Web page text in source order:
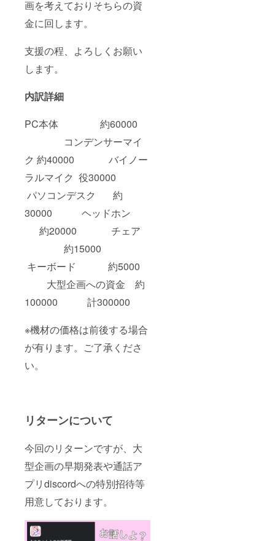
画を考えておりそちらの資
金に回します。
支援の程、よろしくお願い
します。
内訳詳細
PC本体 約60000
コンデンサーマイ
ク 約40000 バイノー
ラルマイク 役30000
パソコンデスク 約
30000 ヘッドホン
約20000 チェア
約15000
キーボード 約5000
大型企画への資金 約
100000 計300000
※機材の価格は前後する場合
が有ります。ご了承くださ
い。
リターンについて
今回のリターンですが、大
型企画の早期発表や通話ア
プリdiscordへの特別招待等
用意しております。